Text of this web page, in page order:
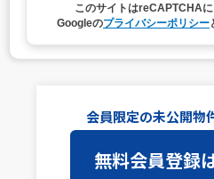
（1）お問い合わせ対応（本
4. 個人情報取扱いの委託
当社は事業運営上、前項利用
を外部に委託することがあり
護水準の高い委託先を選定し
このサイトはreCAPTCHAに
Googleのプライバシーポリシー
会員限定の未公開物
無料会員登録